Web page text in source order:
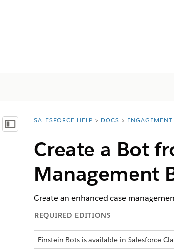
Näytä sisällysluettelo
You are here:
SALESFORCE HELP DOCS ENGAGEMENT
Create a Bot
Management
Create an enhanced case
REQUIRED EDITIONS
Einstein Bots is available in Salesforce